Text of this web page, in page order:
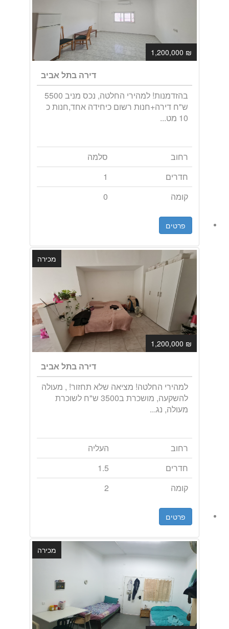
₪ 1,200,000
דירה בתל אביב
בהזדמנות! למהירי החלטה, נכס מניב 5500
ש"ח דירה+חנות רשום כיחידה אחד,חנות כ
10 מט...
רחוב
סלמה
חדרים
1
קומה
0
פרטים
₪ 1,200,000
מכירה
דירה בתל אביב
למהירי החלטה! מציאה שלא תחזור! , מעולה
להשקעה, מושכרת ב3500 ש"ח לשוכרת
מעולה, נג...
רחוב
העליה
חדרים
1.5
קומה
2
פרטים
מכירה